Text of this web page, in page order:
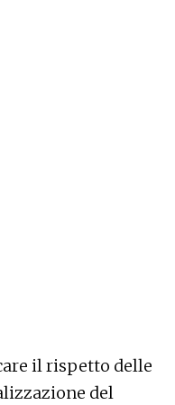
il rispetto delle
del